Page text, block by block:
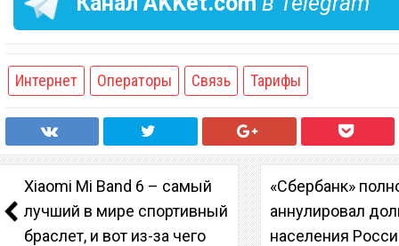
Интернет Операторы Связь Тарифы
Xiaomi Mi Band 6 – самый
лучший в мире спортивный
браслет, и вот из-за чего
«Сбербанк»
аннулировал
населения